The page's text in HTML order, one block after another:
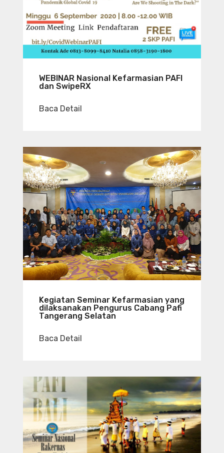
WEBINAR Nasional Kefarmasian PAFI
dan SwipeRX
Baca Detail
Kegiatan Seminar Kefarmasian yang
dilaksanakan Pengurus Cabang Pafi
Tangerang Selatan
Baca Detail